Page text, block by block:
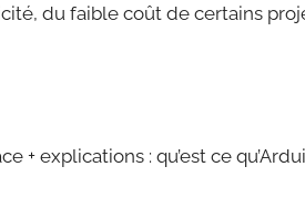
du faible coût de certains
+ explications : qu’est ce